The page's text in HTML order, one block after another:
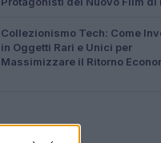
Collezionismo Tech: Come
in Oggetti Rari e Unici per
Massimizzare il Ritorno